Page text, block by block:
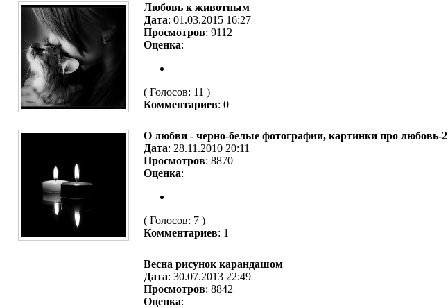
Любовь к животным
Дата: 01.03.2015 16:27
Просмотров: 9112
Оценка:
( Голосов: 11 )
Комментариев: 0
О любви - черно-белые фотографии, картинки про любовь-2
Дата: 28.11.2010 20:11
Просмотров: 8870
Оценка:
( Голосов: 7 )
Комментариев: 1
Весна рисунок карандашом
Дата: 30.07.2013 22:49
Просмотров: 8842
Оценка: